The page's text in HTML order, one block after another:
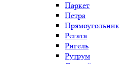
Паркет
Петра
Прямоугольник
Регата
Ригель
Рутрум